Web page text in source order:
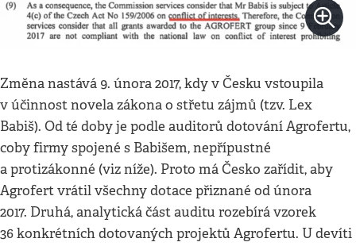
Změna nastává 9. února 2017, kdy v Česku vstoupila
v účinnost novela zákona o střetu zájmů (tzv. Lex
Babiš). Od té doby je podle auditorů dotování Agrofertu,
coby firmy spojené s Babišem, nepřípustné
a protizákonné (viz níže). Proto má Česko zařídit, aby
Agrofert vrátil všechny dotace přiznané od února
2017. Druhá, analytická část auditu rozebírá vzorek
36 konkrétních dotovaných projektů Agrofertu. U devíti